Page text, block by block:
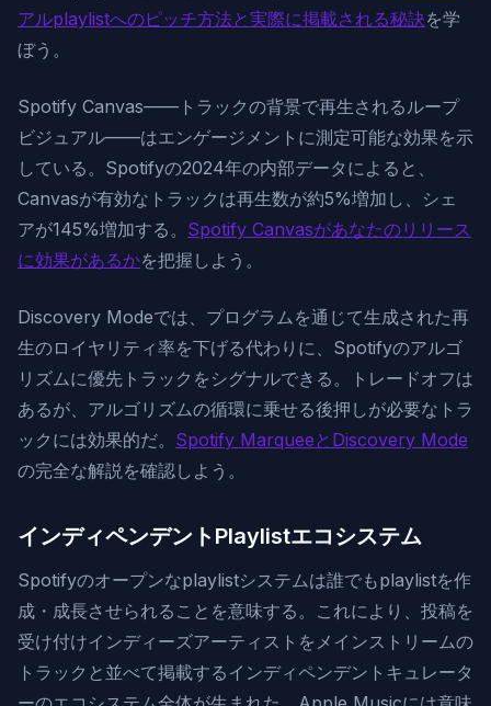
アルplaylistへのピッチ方法と実際に掲載される秘訣を学
ぼう。
Spotify Canvas——トラックの背景で再生されるループ
ビジュアル——はエンゲージメントに測定可能な効果を示
している。Spotifyの2024年の内部データによると、
Canvasが有効なトラックは再生数が約5%増加し、シェ
アが145%増加する。 Spotify Canvasがあなたのリリース
に効果があるかを把握しよう。
Discovery Modeでは、プログラムを通じて生成された再
生のロイヤリティ率を下げる代わりに、Spotifyのアルゴ
リズムに優先トラックをシグナルできる。トレードオフは
あるが、アルゴリズムの循環に乗せる後押しが必要なトラ
ックには効果的だ。 Spotify MarqueeとDiscovery Mode
の完全な解説を確認しよう。
インディペンデントPlaylistエコシステム
Spotifyのオープンなplaylistシステムは誰でもplaylistを作
成・成長させられることを意味する。これにより、投稿を
受け付けインディーズアーティストをメインストリームの
トラックと並べて掲載するインディペンデントキュレータ